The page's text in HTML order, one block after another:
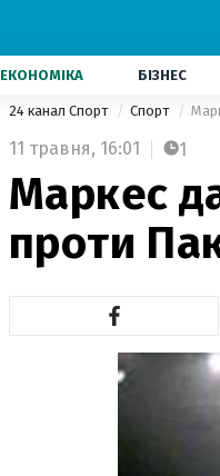
ЕКОНОМІКА БІЗНЕС
24 канал Спорт Спорт
11 травня, 16:01 1
Маркес
проти